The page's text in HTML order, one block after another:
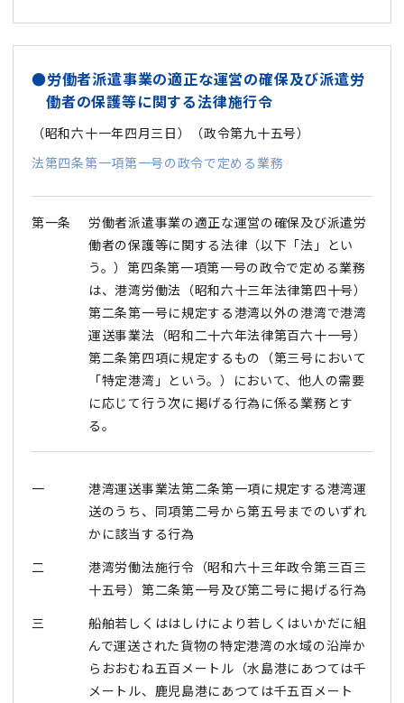
●労働者派遣事業の適正な運営の確保及び派遣労
働者の保護等に関する法律施行令
（昭和六十一年四月三日）（政令第九十五号）
法第四条第一項第一号の政令で定める業務
第一条
労働者派遣事業の適正な運営の確保及び派遣労
働者の保護等に関する法律（以下「法」とい
う。）第四条第一項第一号の政令で定める業務
は、港湾労働法（昭和六十三年法律第四十号）
第二条第一号に規定する港湾以外の港湾で港湾
運送事業法（昭和二十六年法律第百六十一号）
第二条第四項に規定するもの（第三号において
「特定港湾」という。）において、他人の需要
に応じて行う次に掲げる行為に係る業務とす
る。
一
港湾運送事業法第二条第一項に規定する港湾運
送のうち、同項第二号から第五号までのいずれ
かに該当する行為
二
港湾労働法施行令（昭和六十三年政令第三百三
十五号）第二条第一号及び第二号に掲げる行為
三
船舶若しくははしけにより若しくはいかだに組
んで運送された貨物の特定港湾の水域の沿岸か
らおおむね五百メートル（水島港にあつては千
メートル、鹿児島港にあつては千五百メート